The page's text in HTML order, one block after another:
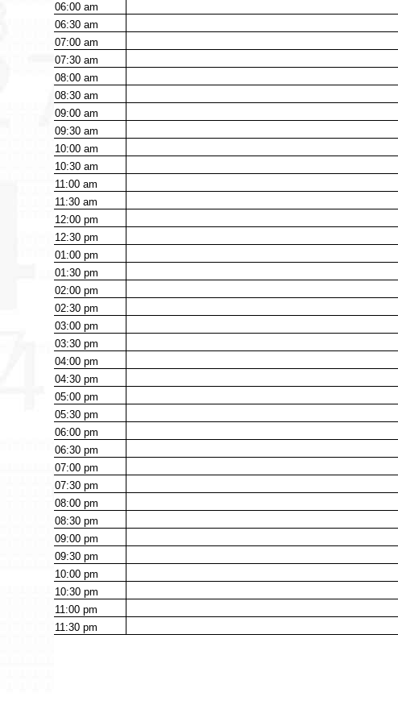
06:00am
06:30am
07:00am
07:30am
08:00am
08:30am
09:00am
09:30am
10:00am
10:30am
11:00am
11:30am
12:00pm
12:30pm
01:00pm
01:30pm
02:00pm
02:30pm
03:00pm
03:30pm
04:00pm
04:30pm
05:00pm
05:30pm
06:00pm
06:30pm
07:00pm
07:30pm
08:00pm
08:30pm
09:00pm
09:30pm
10:00pm
10:30pm
11:00pm
11:30pm